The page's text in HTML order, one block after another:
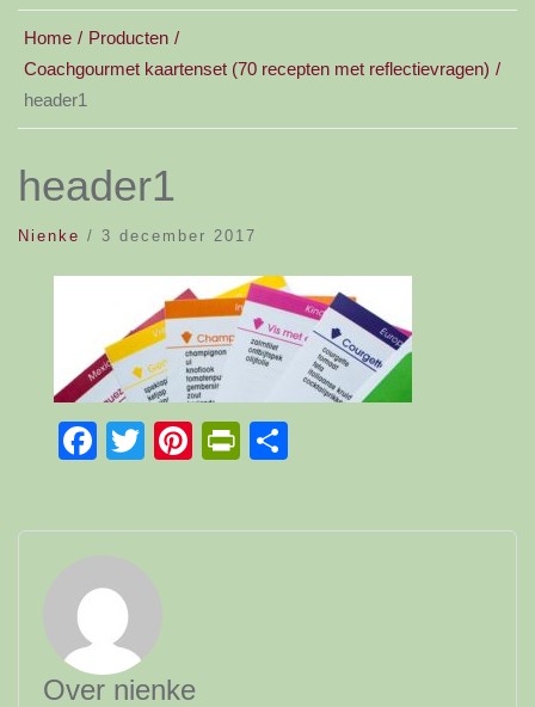
Home
Producten
Coachgourmet kaartenset (70 recepten met reflectievragen)
header1
header1
Nienke / 3 december 2017
Facebook
TwitterPinterest
PrintFriendly
Over nienke